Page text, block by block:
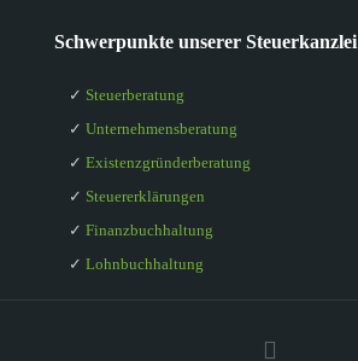
Schwerpunkte unserer Steuerkanzlei
✓ Steuerberatung
✓ Unternehmensberatung
✓ Existenzgründerberatung
✓ Steuererklärungen
✓ Finanzbuchhaltung
✓ Lohnbuchhaltung